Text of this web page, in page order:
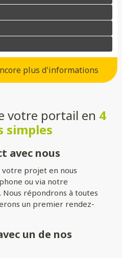
plus d'informations
qui convient au mieux à votre
entrées, avec une ouverture
rail au sol, il assure un
esthétique épurée.
avec différentes formes de
votre portail en 4
simples
avec nous
votre projet en nous
ou via notre
répondrons à toutes
un premier rendez-
un de nos